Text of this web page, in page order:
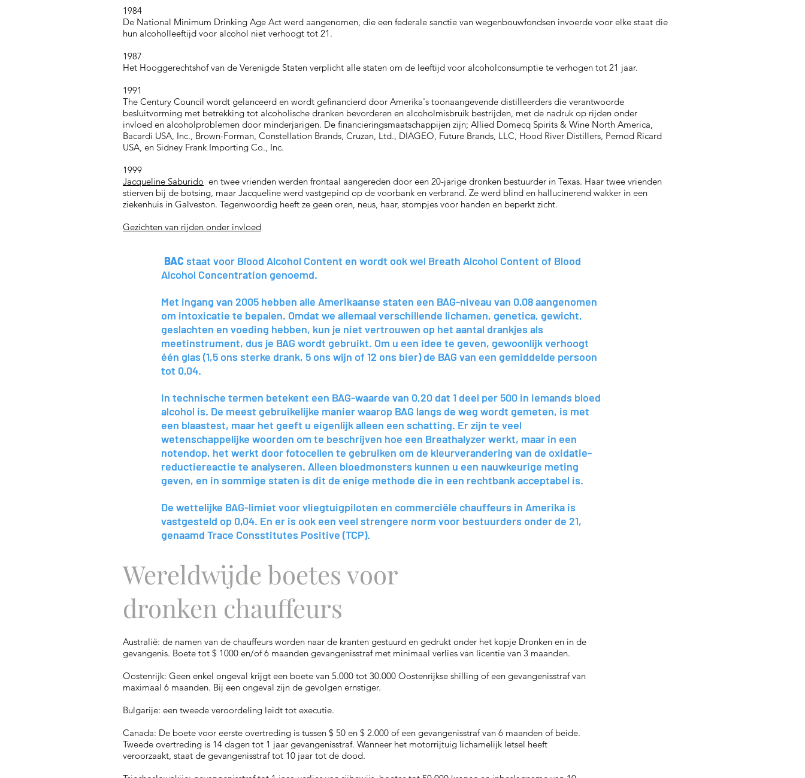
1984
De National Minimum Drinking Age Act werd aangenomen, die een federale sanctie van wegenbouwfondsen invoerde voor elke staat die
hun alcoholleeftijd voor alcohol niet verhoogt tot 21.
1987
Het Hooggerechtshof van de Verenigde Staten verplicht alle staten om de leeftijd voor alcoholconsumptie te verhogen tot 21 jaar.
1991
The Century Council wordt gelanceerd en wordt gefinancierd door Amerika's toonaangevende distilleerders die verantwoorde
besluitvorming met betrekking tot alcoholische dranken bevorderen en alcoholmisbruik bestrijden, met de nadruk op rijden onder
invloed en alcoholproblemen door minderjarigen. De financieringsmaatschappijen zijn; Allied Domecq Spirits & Wine North America,
Bacardi USA, Inc., Brown-Forman, Constellation Brands, Cruzan, Ltd., DIAGEO, Future Brands, LLC, Hood River Distillers, Pernod Ricard
USA, en Sidney Frank Importing Co., Inc.
1999
Jacqueline Saburido en twee vrienden werden frontaal aangereden door een 20-jarige dronken bestuurder in Texas. Haar twee vrienden
stierven bij de botsing, maar Jacqueline werd vastgepind op de voorbank en verbrand. Ze werd blind en hallucinerend wakker in een
ziekenhuis in Galveston. Tegenwoordig heeft ze geen oren, neus, haar, stompjes voor handen en beperkt zicht.
Gezichten van rijden onder invloed
BACstaat voor Blood Alcohol Content en wordt ook wel Breath Alcohol Content of Blood
Alcohol Concentration genoemd.
Met ingang van 2005 hebben alle Amerikaanse staten een BAG-niveau van 0,08 aangenomen
om intoxicatie te bepalen. Omdat we allemaal verschillende lichamen, genetica, gewicht,
geslachten en voeding hebben, kun je niet vertrouwen op het aantal drankjes als
meetinstrument, dus je BAG wordt gebruikt. Om u een idee te geven, gewoonlijk verhoogt
één glas (1,5 ons sterke drank, 5 ons wijn of 12 ons bier) de BAG van een gemiddelde persoon
tot 0,04.
In technische termen betekent een BAG-waarde van 0,20 dat 1 deel per 500 in iemands bloed
alcohol is. De meest gebruikelijke manier waarop BAG langs de weg wordt gemeten, is met
een blaastest, maar het geeft u eigenlijk alleen een schatting. Er zijn te veel
wetenschappelijke woorden om te beschrijven hoe een Breathalyzer werkt, maar in een
notendop, het werkt door fotocellen te gebruiken om de kleurverandering van de oxidatie-
reductiereactie te analyseren. Alleen bloedmonsters kunnen u een nauwkeurige meting
geven, en in sommige staten is dit de enige methode die in een rechtbank acceptabel is.
De wettelijke BAG-limiet voor vliegtuigpiloten en commerciële chauffeurs in Amerika is
vastgesteld op 0,04. En er is ook een veel strengere norm voor bestuurders onder de 21,
genaamd Trace Consstitutes Positive (TCP).
BACstaat voor Blood Alcohol Content en wordt ook wel Breath Alcohol Content of Blood
Alcohol Concentration genoemd.
Met ingang van 2005 hebben alle Amerikaanse staten een BAG-niveau van 0,08 aangenomen
om intoxicatie te bepalen. Omdat we allemaal verschillende lichamen, genetica, gewicht,
geslachten en voeding hebben, kun je niet vertrouwen op het aantal drankjes als
meetinstrument, dus je BAG wordt gebruikt. Om u een idee te geven, gewoonlijk verhoogt
één glas (1,5 ons sterke drank, 5 ons wijn of 12 ons bier) de BAG van een gemiddelde persoon
tot 0,04.
In technische termen betekent een BAG-waarde van 0,20 dat 1 deel per 500 in iemands bloed
alcohol is. De meest gebruikelijke manier waarop BAG langs de weg wordt gemeten, is met
een blaastest, maar het geeft u eigenlijk alleen een schatting. Er zijn te veel
wetenschappelijke woorden om te beschrijven hoe een Breathalyzer werkt, maar in een
notendop, het werkt door fotocellen te gebruiken om de kleurverandering van de oxidatie-
reductiereactie te analyseren. Alleen bloedmonsters kunnen u een nauwkeurige meting
geven, en in sommige staten is dit de enige methode die in een rechtbank acceptabel is.
De wettelijke BAG-limiet voor vliegtuigpiloten en commerciële chauffeurs in Amerika is
vastgesteld op 0,04. En er is ook een veel strengere norm voor bestuurders onder de 21,
genaamd Trace Consstitutes Positive (TCP).
Wereldwijde boetes voor
dronken chauffeurs
Australië: de namen van de chauffeurs worden naar de kranten gestuurd en gedrukt onder het kopje Dronken en in de
gevangenis. Boete tot $ 1000 en/of 6 maanden gevangenisstraf met minimaal verlies van licentie van 3 maanden.
Oostenrijk: Geen enkel ongeval krijgt een boete van 5.000 tot 30.000 Oostenrijkse shilling of een gevangenisstraf van
maximaal 6 maanden. Bij een ongeval zijn de gevolgen ernstiger.
Bulgarije: een tweede veroordeling leidt tot executie.
Canada: De boete voor eerste overtreding is tussen $ 50 en $ 2.000 of een gevangenisstraf van 6 maanden of beide.
Tweede overtreding is 14 dagen tot 1 jaar gevangenisstraf. Wanneer het motorrijtuig lichamelijk letsel heeft
veroorzaakt, staat de gevangenisstraf tot 10 jaar tot de dood.